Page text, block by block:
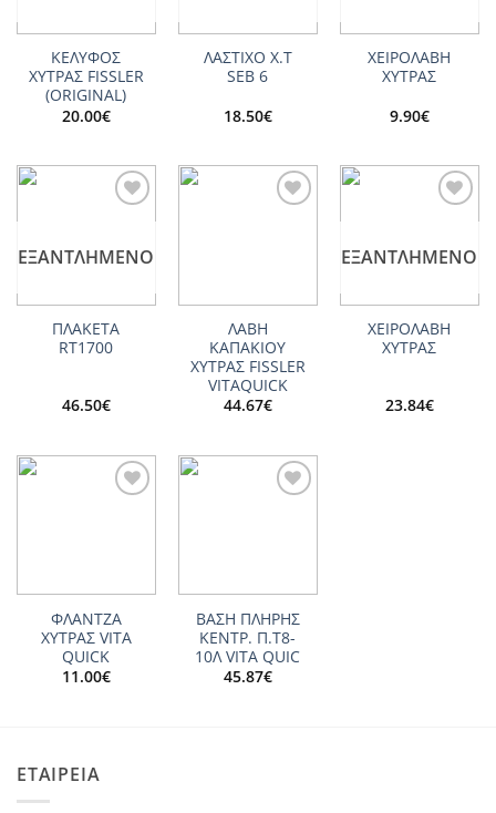
ΚΕΛΥΦΟΣ
ΧΥΤΡΑΣ FISSLER
(ORIGINAL)
20.00€
ΛΑΣΤΙΧΟ X.T
SΕΒ 6
18.50€
ΧΕΙΡΟΛΑΒΗ
ΧΥΤΡΑΣ
9.90€
ΕΞΑΝΤΛΗΜΈΝΟ
ΠΛΑΚΕΤΑ
RT1700
46.50€
ΛΑΒΗ
ΚΑΠΑΚΙΟΥ
ΧΥΤΡΑΣ FISSLER
VITAQUICK
44.67€
ΕΞΑΝΤΛΗΜΈΝΟ
ΧΕΙΡΟΛΑΒΗ
ΧΥΤΡΑΣ
23.84€
ΦΛΑΝΤΖΑ
ΧΥΤΡΑΣ VITA
QUICK
11.00€
ΒΑΣΗ ΠΛΗΡΗΣ
ΚΕΝΤΡ. Π.Τ8-
10Λ VITA QUIC
45.87€
ΕΤΑΙΡΕΙΑ